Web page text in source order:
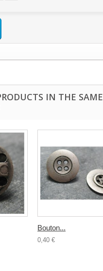
IN THE SAME
Bouton...
0,40 €